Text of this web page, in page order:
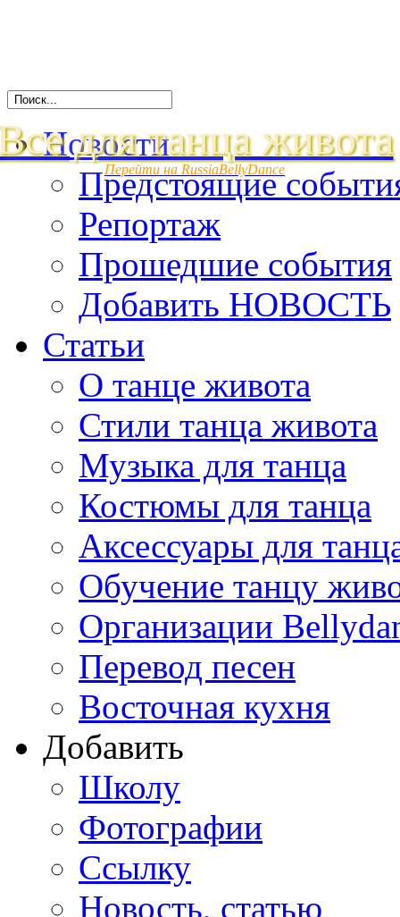
для танца живота
Перейти на RussiaBellyDance
Новости
Предстоящие
Репортаж
Прошедшие события
Добавить НОВОСТЬ
Статьи
О танце живота
Стили танца живота
Музыка для танца
Костюмы для танца
Аксессуары для
Обучение танцу
Организации
Перевод песен
Восточная кухня
Добавить
Школу
Фотографии
Ссылку
Новость, статью